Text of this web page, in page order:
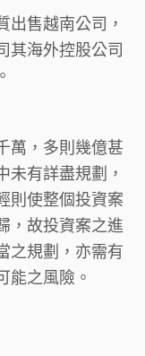
出售越南公司，
其海外控股公司
萬，多則幾億甚
未有詳盡規劃，
則使整個投資案
，故投資案之進
之規劃，亦需有
能之風險。